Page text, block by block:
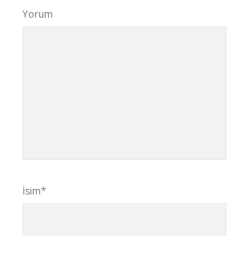
Yorum
İsim*